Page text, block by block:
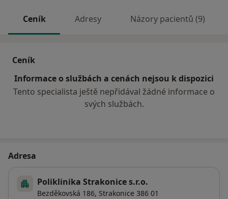
Ceník Adresy Názory pacientů (9)
Ceník
Informace o službách a cenách nejsou k dispozici
Tento specialista ještě nepřidával žádné informace o
svých službách.
Adresa
Poliklinika Strakonice s.r.o.
Bezděkovská 186, Strakonice 386 01